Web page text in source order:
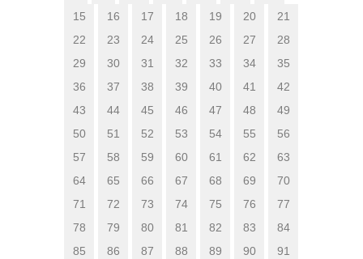
15
16 17 18 19 20
21
22
23 24 25 26 27
28
29
30 31 32 33 34
35
36
37 38 39 40 41
42
43
44 45 46 47 48
49
50
51 52 53 54 55
56
57
58 59 60 61 62
63
64
65 66 67 68 69
70
71
72 73 74 75 76
77
78
79 80 81 82 83
84
85
86 87 88 89 90
91